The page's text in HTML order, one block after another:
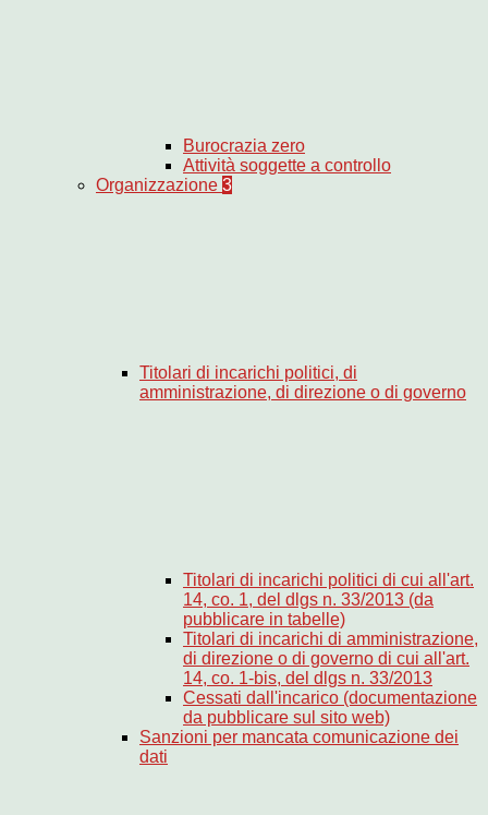
Burocrazia zero
Attività soggette a controllo
Organizzazione 3
Titolari di incarichi politici, di
amministrazione, di direzione o di governo
Titolari di incarichi politici di cui all'art.
14, co. 1, del dlgs n. 33/2013 (da
pubblicare in tabelle)
Titolari di incarichi di amministrazione,
di direzione o di governo di cui all'art.
14, co. 1-bis, del dlgs n. 33/2013
Cessati dall'incarico (documentazione
da pubblicare sul sito web)
Sanzioni per mancata comunicazione dei
dati